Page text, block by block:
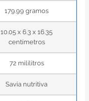
179.99 gramos
10.05 x 6.3 x 16.35
centímetros
72 mililitros
Savia nutritiva